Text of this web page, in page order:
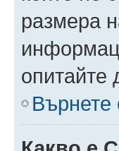
размера
опитайте
Върнете